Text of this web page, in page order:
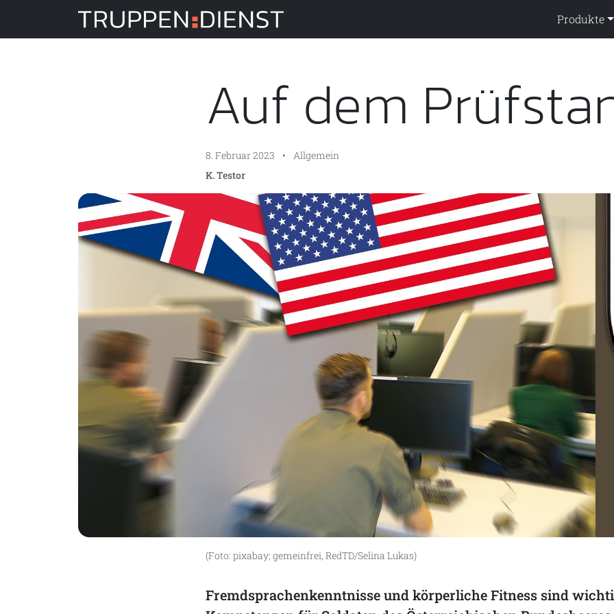
Truppendienst Produkte
Auf dem
8. Februar 2023 •
Allgemein
K. Testor
(Foto: pixabay; gemeinfrei, RedTD/Selina Lukas)
Fremdsprachenkenntnisse und körperliche Fitness sind